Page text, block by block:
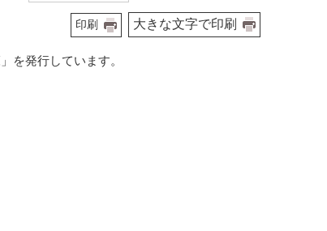
印刷 大きな文字で印刷
を発行しています。